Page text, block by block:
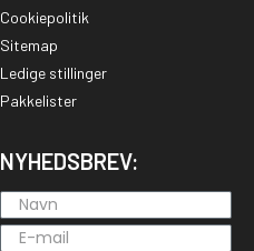
Cookiepolitik
Sitemap
Ledige stillinger
Pakkelister
NYHEDSBREV: